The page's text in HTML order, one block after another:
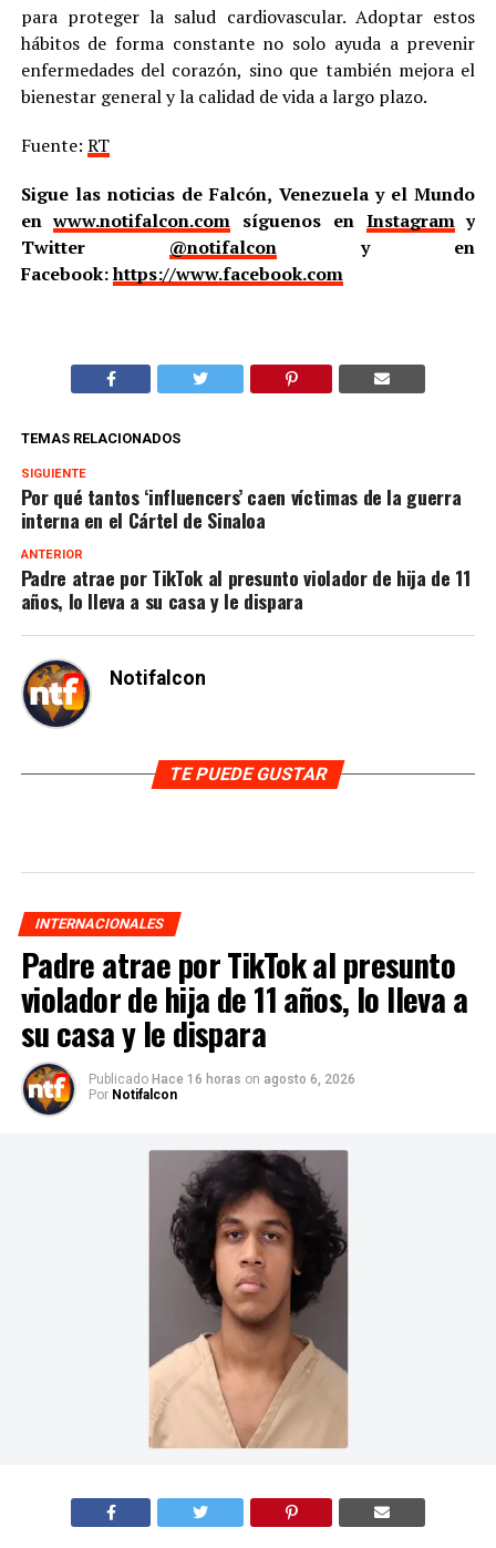
para proteger la salud cardiovascular. Adoptar estos
hábitos de forma constante no solo ayuda a prevenir
enfermedades del corazón, sino que también mejora el
bienestar general y la calidad de vida a largo plazo.
Fuente: RT
Sigue las noticias de Falcón, Venezuela y el Mundo
enwww.notifalcon.com síguenos en Instagramy
Twitter @notifalcony en
Facebook:https://www.facebook.com
TEMAS RELACIONADOS
SIGUIENTE
Por qué tantos ‘influencers’ caen víctimas de la guerra
interna en el Cártel de Sinaloa
ANTERIOR
Padre atrae por TikTok al presunto violador de hija de 11
años, lo lleva a su casa y le dispara
Notifalcon
TE PUEDE GUSTAR
INTERNACIONALES
Padre atrae por TikTok al presunto
violador de hija de 11 años, lo lleva a
su casa y le dispara
Publicado Hace 16 horas on agosto 6, 2026
Por Notifalcon